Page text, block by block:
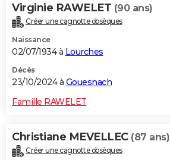
Virginie RAWELET (90 ans)
Créer une cagnotte obsèques
Naissance
02/07/1934 à Lourches
Décès
23/10/2024 à Gouesnach
Famille RAWELET
Christiane MEVELLEC (87 ans)
Créer une cagnotte obsèques